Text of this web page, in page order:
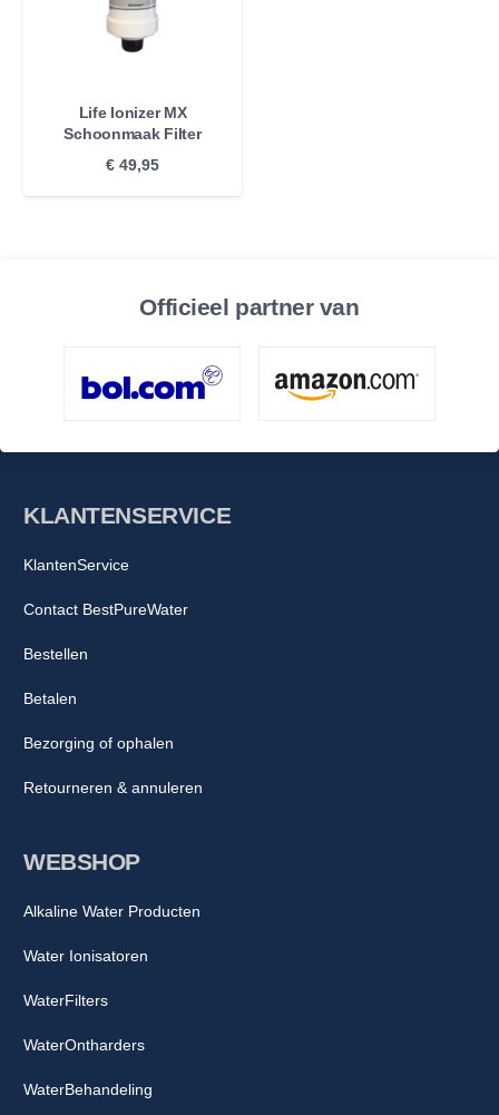
Life Ionizer MX
Schoonmaak Filter
€ 49,95
Officieel partner van
WEBSHOP
Alkaline Water Producten
Water Ionisatoren
WaterFilters
WaterOntharders
WaterBehandeling
KLANTENSERVICE
KlantenService
Contact BestPureWater
Bestellen
Betalen
Bezorging of ophalen
Retourneren & annuleren